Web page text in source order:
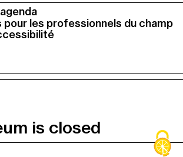
pour les professionnels du champ
is closed